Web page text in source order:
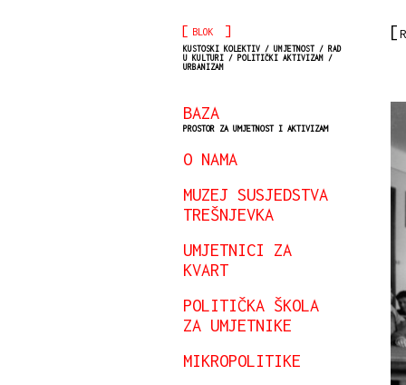
[ BLOK ]
KUSTOSKI KOLEKTIV / UMJETNOST / RAD
U KULTURI / POLITIČKI AKTIVIZAM /
URBANIZAM
BAZA
PROSTOR ZA UMJETNOST I AKTIVIZAM
O NAMA
MUZEJ SUSJEDSTVA
TREŠNJEVKA
UMJETNICI ZA
KVART
POLITIČKA ŠKOLA
ZA UMJETNIKE
MIKROPOLITIKE